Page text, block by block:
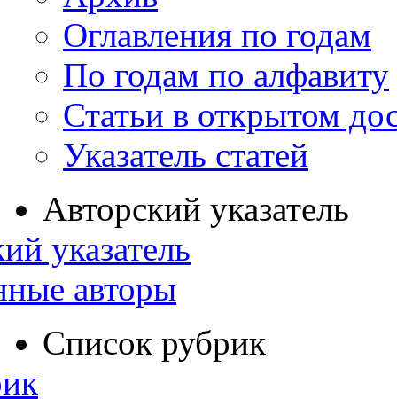
Оглавления по годам
По годам по алфавиту
Статьи в открытом
Указатель статей
Авторский указатель
указатель
авторы
Список рубрик